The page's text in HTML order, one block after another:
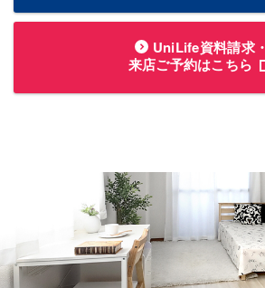
UniLife資料請求・
来店ご予約はこちら